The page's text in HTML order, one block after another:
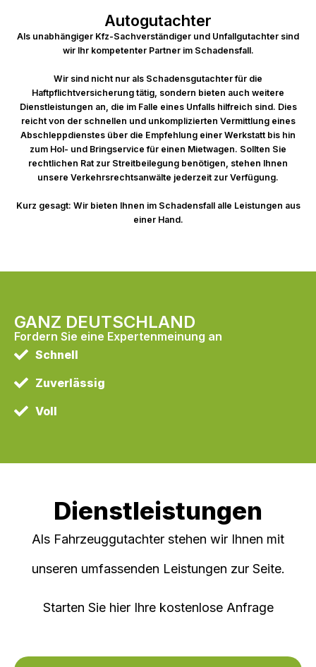
Autogutachter
Als unabhängiger Kfz-Sachverständiger und Unfallgutachter sind
wir Ihr kompetenter Partner im Schadensfall.
Wir sind nicht nur als Schadensgutachter für die
Haftpflichtversicherung tätig, sondern bieten auch weitere
Dienstleistungen an, die im Falle eines Unfalls hilfreich sind. Dies
reicht von der schnellen und unkomplizierten Vermittlung eines
Abschleppdienstes über die Empfehlung einer Werkstatt bis hin
zum Hol- und Bringservice für einen Mietwagen. Sollten Sie
rechtlichen Rat zur Streitbeilegung benötigen, stehen Ihnen
unsere Verkehrsrechtsanwälte jederzeit zur Verfügung.
Kurz gesagt: Wir bieten Ihnen im Schadensfall alle Leistungen aus
einer Hand.
GANZ DEUTSCHLAND
Fordern Sie eine Expertenmeinung an
Schnell
Zuverlässig
Voll
Dienstleistungen
Als Fahrzeuggutachter stehen wir Ihnen mit
unseren umfassenden Leistungen zur Seite.
Starten Sie hier Ihre kostenlose Anfrage